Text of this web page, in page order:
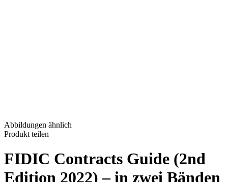
Abbildungen ähnlich
Produkt teilen
FIDIC Contracts Guide (2nd
Edition 2022) – in zwei Bänden